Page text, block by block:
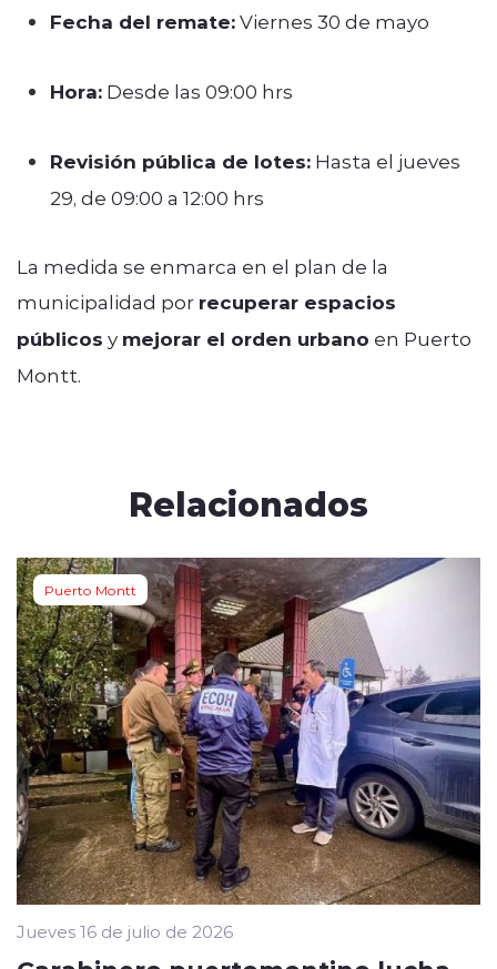
Fecha del remate:Viernes 30 de mayo
Hora: Desde las 09:00 hrs
Revisión pública de lotes: Hasta el jueves
29, de 09:00 a 12:00 hrs
La medida se enmarca en el plan de la
municipalidad por recuperar espacios
públicos y mejorar el orden urbano en Puerto
Montt.
Relacionados
Puerto Montt
Jueves 16 de julio de 2026